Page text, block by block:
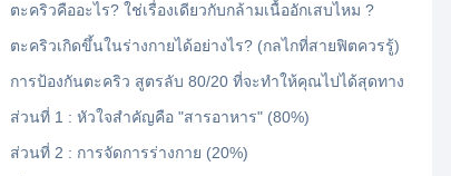
ตะคริวคืออะไร? ใช่เรื่องเดียวกับกล้ามเนื้ออักเสบไหม ?
ตะคริวเกิดขึ้นในร่างกายได้อย่างไร? (กลไกที่สายฟิตควรรู้)
การป้องกันตะคริว สูตรลับ 80/20 ที่จะทำให้คุณไปได้สุดทาง
ส่วนที่ 1 : หัวใจสำคัญคือ "สารอาหาร" (80%)
ส่วนที่ 2 : การจัดการร่างกาย (20%)